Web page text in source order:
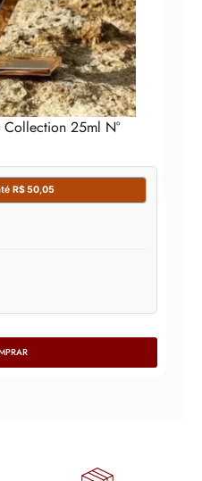
Collection 25ml N°